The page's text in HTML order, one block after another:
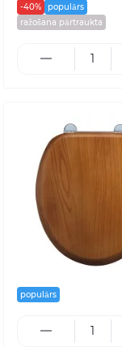
-40%
populārs
ražošana pārtraukta
populārs